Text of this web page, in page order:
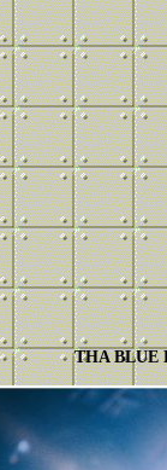
THA BLUE